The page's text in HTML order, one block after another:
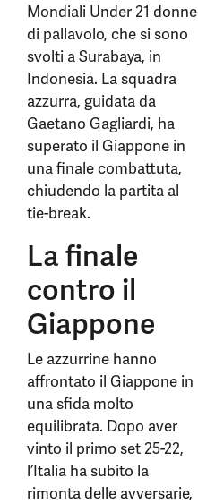
Mondiali Under 21 donne
di pallavolo, che si sono
svolti a Surabaya, in
Indonesia. La squadra
azzurra, guidata da
Gaetano Gagliardi, ha
superato il Giappone in
una finale combattuta,
chiudendo la partita al
tie-break.
La finale
contro il
Giappone
Le azzurrine hanno
affrontato il Giappone in
una sfida molto
equilibrata. Dopo aver
vinto il primo set 25-22,
l’Italia ha subito la
rimonta delle avversarie,